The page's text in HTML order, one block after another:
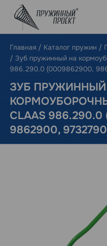
Главная / Каталог пружин /
/ Зуб пружинный на
986.290.0 (0009862900,
ЗУБ
CLAAS
9862900,